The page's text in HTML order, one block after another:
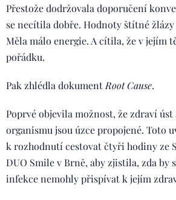
Přestože dodržovala doporučení
se necítila dobře. Hodnoty štítné
Měla málo energie. A cítila, že v jejím
pořádku.
Pak zhlédla dokument Root Cause.
Poprvé objevila možnost, že zdraví úst
organismu jsou úzce propojené. Toto
k rozhodnutí cestovat čtyři hodiny ze
DUO Smile v Brně, aby zjistila, zda by
infekce nemohly přispívat k jejím